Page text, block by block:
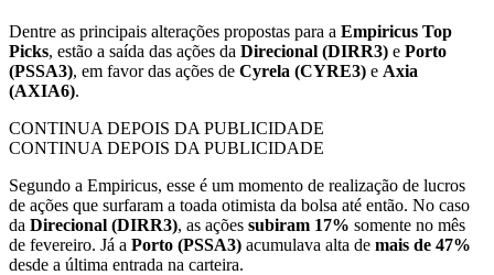
Dentre as principais alterações propostas para a Empiricus Top
Picks, estão a saída das ações da Direcional (DIRR3) e Porto
(PSSA3), em favor das ações de Cyrela (CYRE3) e Axia
(AXIA6).
CONTINUA DEPOIS DA PUBLICIDADE
CONTINUA DEPOIS DA PUBLICIDADE
Segundo a Empiricus, esse é um momento de realização de lucros
de ações que surfaram a toada otimista da bolsa até então. No caso
da Direcional (DIRR3), as ações subiram 17% somente no mês
de fevereiro. Já a Porto (PSSA3) acumulava alta de mais de 47%
desde a última entrada na carteira.